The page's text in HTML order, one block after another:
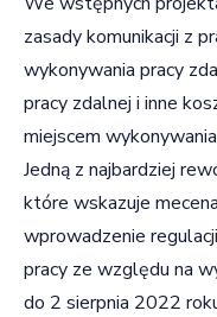
zasady komunikacji z
wykonywania pracy
pracy zdalnej i inne
miejscem
Jedną z najbardziej
które wskazuje
wprowadzenie
pracy ze względu na
do 2 sierpnia 2022